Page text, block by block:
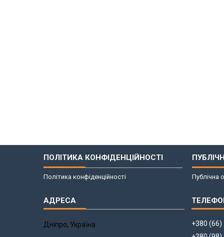
ПОЛІТИКА КОНФІДЕНЦІЙНОСТІ
Політика конфіденційності Публічна
Дніпро, Україна
+380